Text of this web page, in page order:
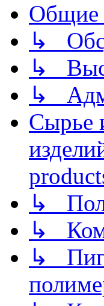
Общие
↳
↳
↳
Сырье
↳
↳
↳